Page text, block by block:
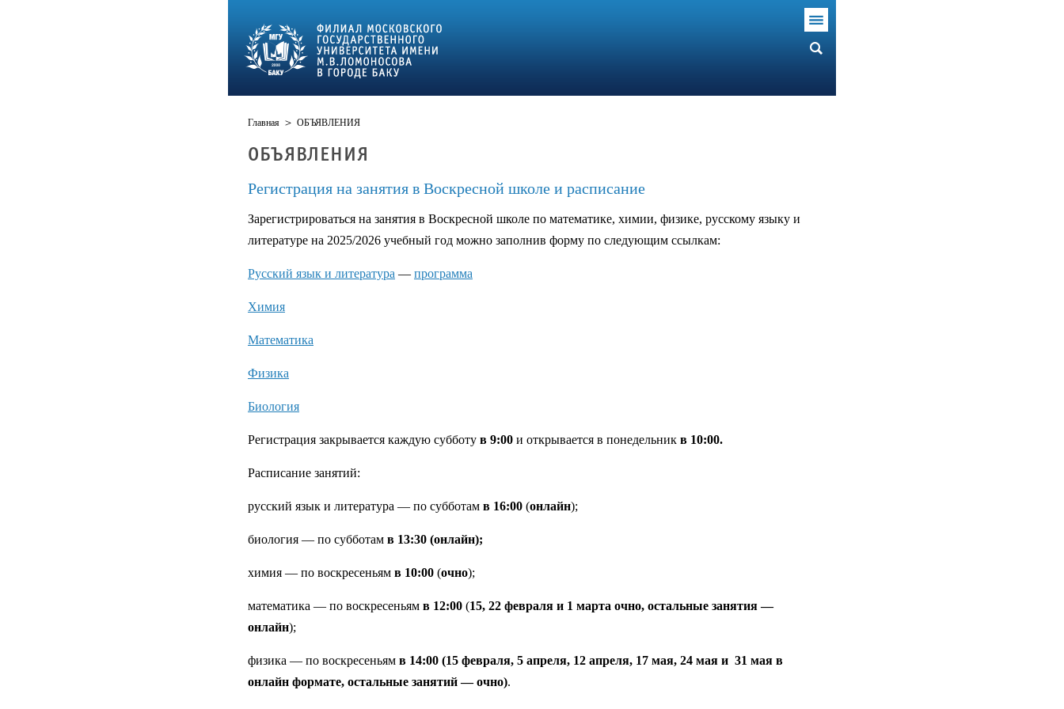
Главная > ОБЪЯВЛЕНИЯ
ОБЪЯВЛЕНИЯ
Регистрация на занятия в Воскресной школе и расписание
Зарегистрироваться на занятия в Воскресной школе по математике, химии, физике, русскому языку и
литературе на 2025/2026 учебный год можно заполнив форму по следующим ссылкам:
Русский язык и литература — программа
Химия
Математика
Физика
Биология
Регистрация закрывается каждую субботу в 9:00 и открывается в понедельник в 10:00.
Расписание занятий:
русский язык и литература — по субботам в 16:00 (онлайн);
биология — по субботам в 13:30 (онлайн);
химия — по воскресеньям в 10:00 (очно);
математика — по воскресеньям в 12:00 (15, 22 февраля и 1 марта очно, остальные занятия —
онлайн);
физика — по воскресеньям в 14:00 (15 февраля, 5 апреля, 12 апреля, 17 мая, 24 мая и 31 мая в
онлайн формате, остальные занятий — очно).